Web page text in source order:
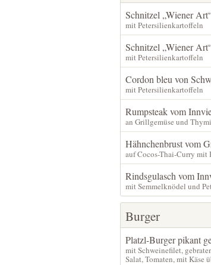
Schnitzel „Wiener
mit Petersilienkartoffeln
Schnitzel „Wiener
mit Petersilienkartoffeln
Cordon bleu von
mit Petersilienkartoffeln
Rumpsteak vom
an Grillgemüse und
Hähnchenbrust vom
auf Cocos-Thai-Curry mit
Rindsgulasch vom
mit Semmelknödel und
Burger
Platzl-Burger pikant
mit Schweinefilet,
Salat, Tomaten, mit Käse